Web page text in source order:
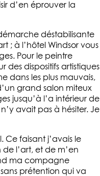
d’en éprouver la
déstabilisante
; à l’hôtel Windsor vous
Pour le peintre
des dispositifs artistiques
dans les plus mauvais,
grand salon miteux
jusqu’à l’a intérieur de
avait pas à hésiter. Je
Ce faisant j’avais le
l’art, et de m’en
ma compagne
prétention qui va